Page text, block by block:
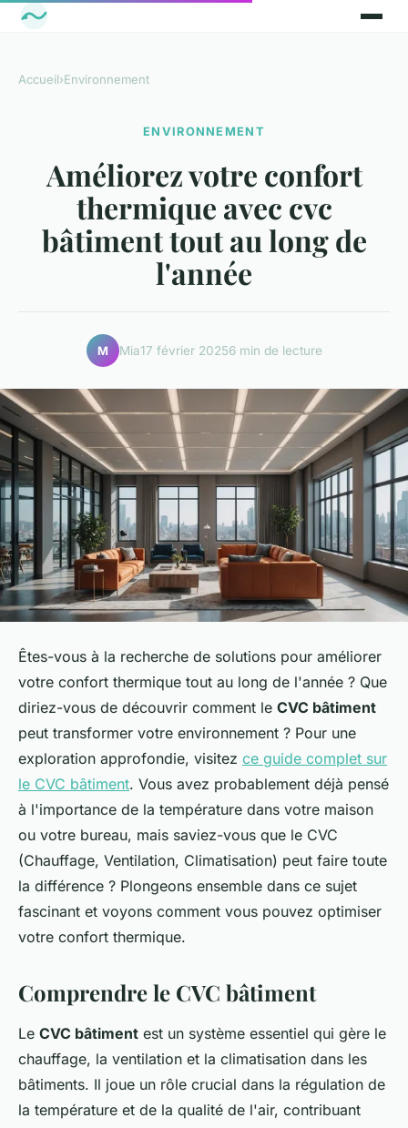
Accueil›Environnement
ENVIRONNEMENT
Améliorez votre confort
thermique avec cvc
bâtiment tout au long de
l'année
M Mia17 février 20256 min de lecture
Êtes-vous à la recherche de solutions pour améliorer
votre confort thermique tout au long de l'année ? Que
diriez-vous de découvrir comment le CVC bâtiment
peut transformer votre environnement ? Pour une
exploration approfondie, visitez ce guide complet sur
le CVC bâtiment. Vous avez probablement déjà pensé
à l'importance de la température dans votre maison
ou votre bureau, mais saviez-vous que le CVC
(Chauffage, Ventilation, Climatisation) peut faire toute
la différence ? Plongeons ensemble dans ce sujet
fascinant et voyons comment vous pouvez optimiser
votre confort thermique.
Comprendre le CVC bâtiment
Le CVC bâtiment est un système essentiel qui gère le
chauffage, la ventilation et la climatisation dans les
bâtiments. Il joue un rôle crucial dans la régulation de
la température et de la qualité de l'air, contribuant